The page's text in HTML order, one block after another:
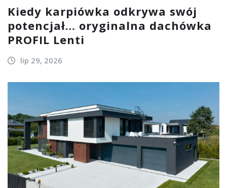
Kiedy karpiówka odkrywa swój
potencjał… oryginalna dachówka
PROFIL Lenti
lip 29, 2026